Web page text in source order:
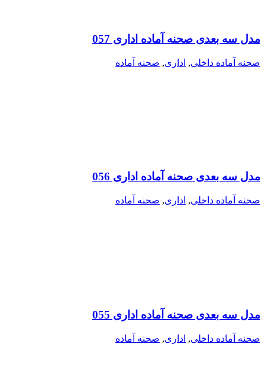
مدل سه بعدی صحنه آماده اداری 057
صحنه آماده داخلی, اداری, صحنه آماده
مدل سه بعدی صحنه آماده اداری 056
صحنه آماده داخلی, اداری, صحنه آماده
مدل سه بعدی صحنه آماده اداری 055
صحنه آماده داخلی, اداری, صحنه آماده